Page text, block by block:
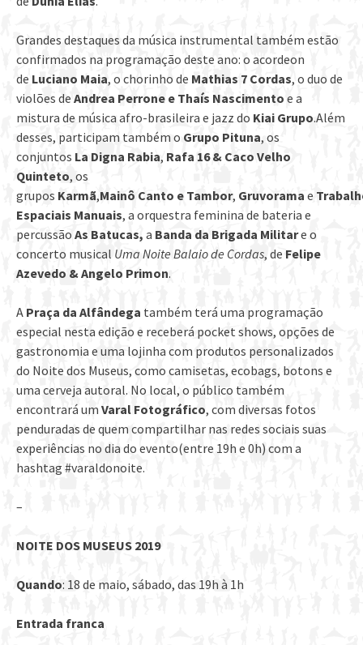
Grandes destaques da música instrumental também estão
confirmados na programação deste ano: o acordeon
de Luciano Maia, o chorinho de Mathias 7 Cordas, o duo de
violões de Andrea Perrone e Thaís Nascimento e a
mistura de música afro-brasileira e jazz do Kiai Grupo.Além
desses, participam também o Grupo Pituna, os
conjuntos La Digna Rabia, Rafa 16 & Caco Velho
Quinteto, os
grupos Karmã,Mainô Canto e Tambor, Gruvorama e
Espaciais Manuais, a orquestra feminina de bateria e
percussão As Batucas, a Banda da Brigada Militare o
concerto musical Uma Noite Balaio de Cordas, de Felipe
Azevedo & Angelo Primon.
A Praça da Alfândega também terá uma programação
especial nesta edição e receberá pocket shows, opções de
gastronomia e uma lojinha com produtos personalizados
do Noite dos Museus, como camisetas, ecobags, botons e
uma cerveja autoral. No local, o público também
encontrará um Varal Fotográfico, com diversas fotos
penduradas de quem compartilhar nas redes sociais suas
experiências no dia do evento(entre 19h e 0h) com a
hashtag #varaldonoite.
–
NOITE DOS MUSEUS 2019
Quando: 18 de maio, sábado, das 19h à 1h
Entrada franca